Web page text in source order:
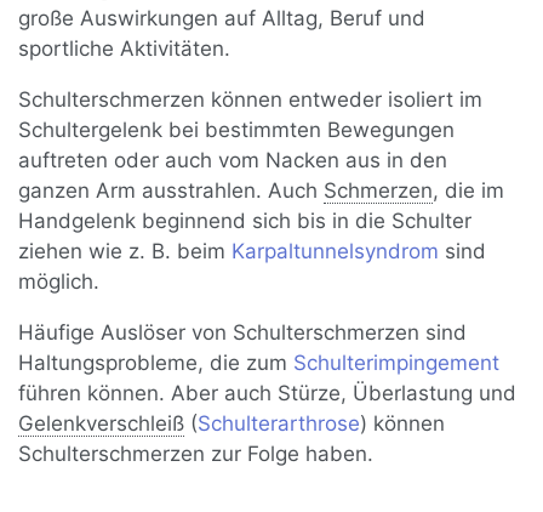
große Auswirkungen auf Alltag, Beruf und
sportliche Aktivitäten.
Schulterschmerzen können entweder isoliert im
Schultergelenk bei bestimmten Bewegungen
auftreten oder auch vom Nacken aus in den
ganzen Arm ausstrahlen. Auch Schmerzen, die im
Handgelenk beginnend sich bis in die Schulter
ziehen wie z. B. beim Karpaltunnelsyndrom sind
möglich.
Häufige Auslöser von Schulterschmerzen sind
Haltungsprobleme, die zum Schulterimpingement
führen können. Aber auch Stürze, Überlastung und
Gelenkverschleiß (Schulterarthrose) können
Schulterschmerzen zur Folge haben.